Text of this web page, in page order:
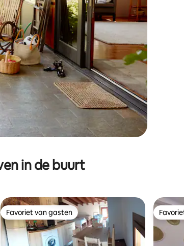
in de buurt
Favoriet van gasten
Favoriet van gasten